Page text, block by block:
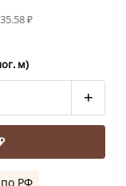
₽
м)
+
по РФ